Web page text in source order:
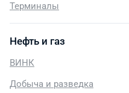
Терминалы
Нефть и газ
ВИНК
Добыча и разведка